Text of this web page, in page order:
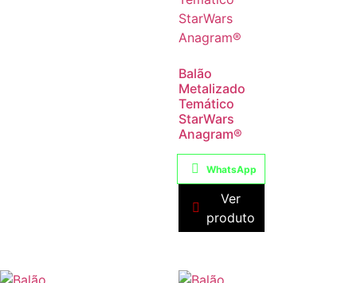
Balão
Metalizado
Temático
StarWars
Anagram®
WhatsApp
Ver
produto